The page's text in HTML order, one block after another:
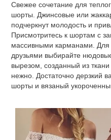
Свежее сочетание для
шорты. Джинсовые или
подчеркнут молодость и
Присмотритесь к шортам с
массивными карманами. Для
друзьями выбирайте
вырезом, созданный из
нежно. Достаточно дерзкий
шорты и вязаный